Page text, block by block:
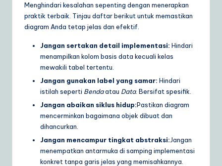
Menghindari kesalahan sepenting dengan menerapkan
praktik terbaik. Tinjau daftar berikut untuk memastikan
diagram Anda tetap jelas dan efektif.
Jangan sertakan detail implementasi: Hindari
menampilkan kolom basis data kecuali kelas
mewakili tabel tertentu.
Jangan gunakan label yang samar: Hindari
istilah seperti Bendaatau Data. Bersifat spesifik.
Jangan abaikan siklus hidup:Pastikan diagram
mencerminkan bagaimana objek dibuat dan
dihancurkan.
Jangan mencampur tingkat abstraksi:Jangan
menempatkan antarmuka di samping implementasi
konkret tanpa garis jelas yang memisahkannya.